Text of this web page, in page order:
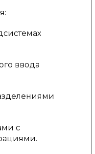
ввода
с